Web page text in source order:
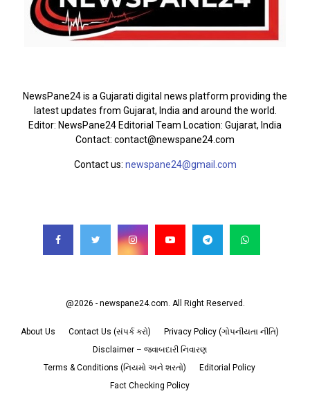
NewsPane24 is a Gujarati digital news platform providing the
latest updates from Gujarat, India and around the world.
Editor: NewsPane24 Editorial Team Location: Gujarat, India
Contact: contact@newspane24.com
Contact us: newspane24@gmail.com
@2026 - newspane24.com. All Right Reserved.
About Us Contact Us (સંપર્ક કરો)
Privacy Policy (ગોપનીયતા નીતિ)
Disclaimer – જવાબદારી નિવારણ
Terms & Conditions (નિયમો અને શરતો)
Editorial Policy
Fact Checking Policy